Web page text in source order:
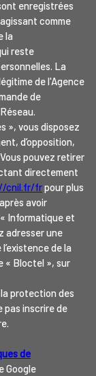
enregistrées
comme
la
reste
La
de l'Agence
de
», vous disposez
d’opposition,
pouvez retirer
directement
cnil.fr/frpour plus
avoir
Informatique et
adresser une
de la
« Bloctel », sur
protection des
pas inscrire de
de
Google